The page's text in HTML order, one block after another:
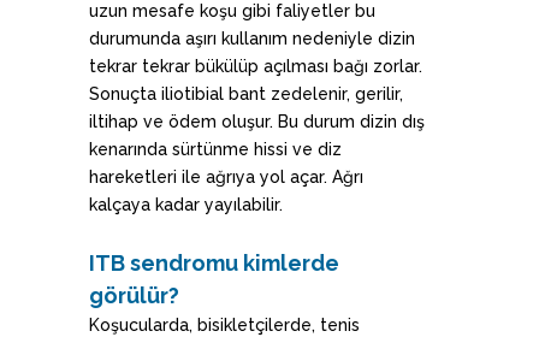
uzun mesafe koşu gibi faliyetler bu
durumunda aşırı kullanım nedeniyle dizin
tekrar tekrar bükülüp açılması bağı zorlar.
Sonuçta iliotibial bant zedelenir, gerilir,
iltihap ve ödem oluşur. Bu durum dizin dış
kenarında sürtünme hissi ve diz
hareketleri ile ağrıya yol açar. Ağrı
kalçaya kadar yayılabilir.
ITB sendromu kimlerde
görülür?
Koşucularda, bisikletçilerde, tenis